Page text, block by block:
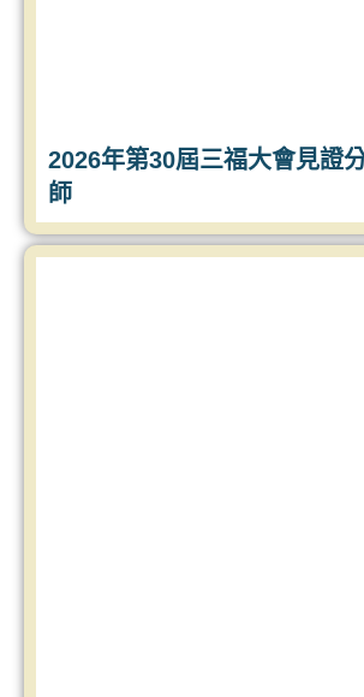
2026年第30屆三福大會見證
師